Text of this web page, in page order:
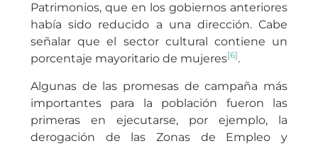
Patrimonios, que en los gobiernos anteriores
había sido reducido a una dirección. Cabe
señalar que el sector cultural contiene un
porcentaje mayoritario de mujeres[6].
Algunas de las promesas de campaña más
importantes para la población fueron las
primeras en ejecutarse, por ejemplo, la
derogación de las Zonas de Empleo y